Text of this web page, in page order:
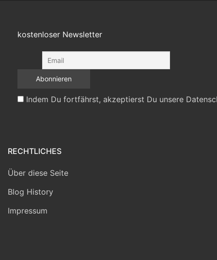
kostenloser Newsletter
Indem Du fortfährst, akzeptierst Du unsere
RECHTLICHES
Über diese Seite
Blog History
Impressum